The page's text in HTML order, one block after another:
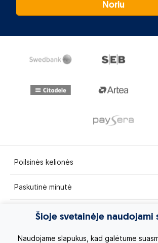
Noriu
Poilsinės kelionės
Paskutinė minutė
Egzotinės kelionės
Kruizai
Šioje svetainėje naudojami
Naudojame slapukus, kad galėtume